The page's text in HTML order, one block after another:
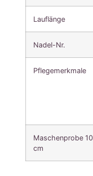
Lauflänge
Nadel-Nr.
Pflegemerkmale
Maschenprobe 10
cm